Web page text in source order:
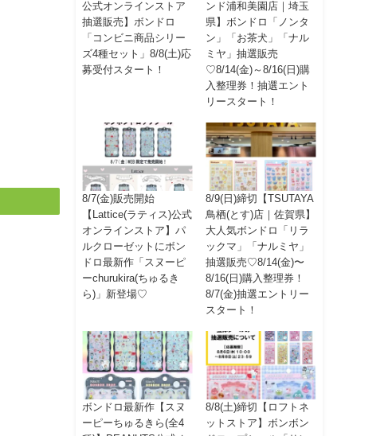
公式オンラインストア
抽選販売】ボンドロ
「コンビニ商品シリー
ズ4種セット」8/8(土)応
募受付スタート！
ンド浦和美園店｜埼玉
県】ボンドロ「ノンタ
ン」「お茶犬」「ナル
ミヤ」抽選販売
♡8/14(金)～8/16(日)購
入整理券！抽選エント
リースタート！
8/7(金)販売開始
【Lattice(ラティス)公式
オンラインストア】パ
ルクローゼットにボン
ドロ最新作「スヌーピ
ーchurukira(ちゅるき
ら)」新登場♡
8/9(日)締切【TSUTAYA
鳥栖(とす)店｜佐賀県】
大人気ボンドロ「リラ
ックマ」「ナルミヤ」
抽選販売♡8/14(金)〜
8/16(日)購入整理券！
8/7(金)抽選エントリー
スタート！
ボンドロ最新作【スヌ
ーピーちゅるきら(全4
8/8(土)締切【ロフトネ
ットストア】ボンボン